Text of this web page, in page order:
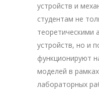
устройств и
студентам не
теоретическими
устройств, но и
функционируют
моделей в
лабораторных